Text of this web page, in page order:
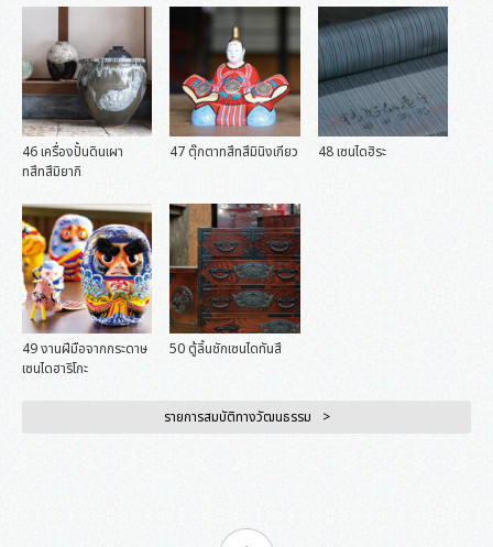
46 เครื่องปั้นดินเผา
ทสึทสึมิยากิ
47 ตุ๊กตาทสึทสึมินิงเกียว 48 เซนไดฮิระ
49 งานฝีมือจากกระดาษ
เซนไดฮาริโกะ
50 ตู้ลิ้นชักเซนไดทันสึ
รายการสมบัติทางวัฒนธรรม